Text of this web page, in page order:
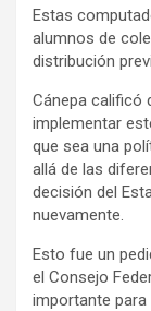
Estas
alumnos de
distribución
Cánepa calificó
implementar
que sea una
allá de las
decisión del
nuevamente.
Esto fue un
el Consejo
importante para